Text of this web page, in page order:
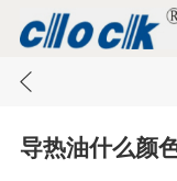
导热油什么颜